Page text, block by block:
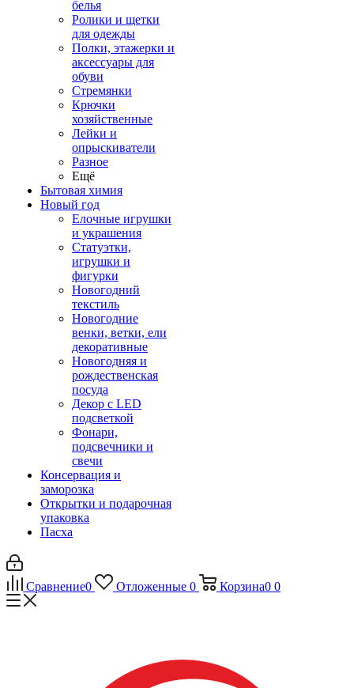
белья
Ролики и щетки
для одежды
Полки, этажерки и
аксессуары для
обуви
Стремянки
Крючки
хозяйственные
Лейки и
опрыскиватели
Разное
Ещё
Бытовая химия
Новый год
Елочные игрушки
и украшения
Статуэтки,
игрушки и
фигурки
Новогодний
текстиль
Новогодние
венки, ветки, ели
декоративные
Новогодняя и
рождественская
посуда
Декор с LED
подсветкой
Фонари,
подсвечники и
свечи
Консервация и
заморозка
Открытки и подарочная
упаковка
Пасха
Сравнение0 Отложенные 0 Корзина0 0